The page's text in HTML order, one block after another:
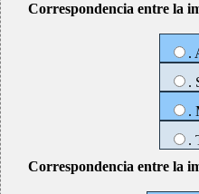
Correspondencia entre la
.
.
.
.
Correspondencia entre la